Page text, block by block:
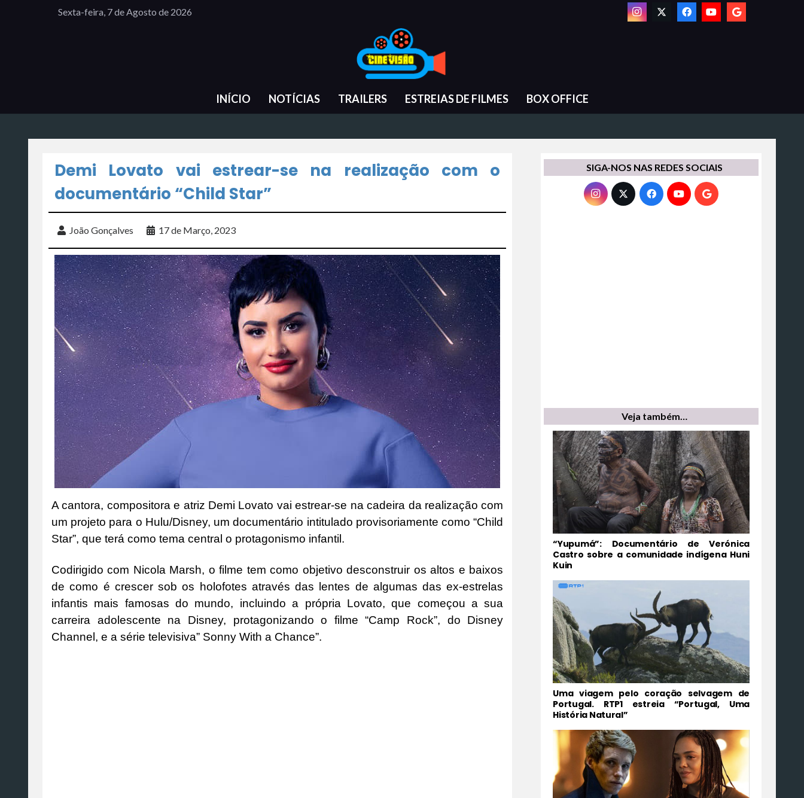
Sexta-feira, 7 de Agosto de 2026
INÍCIO NOTÍCIAS TRAILERS ESTREIAS DE FILMES BOX OFFICE
Demi Lovato vai estrear-se na realização com o
documentário “Child Star”
João Gonçalves 17 de Março, 2023
A cantora, compositora e atriz Demi Lovato vai estrear-se na cadeira da realização com
um projeto para o Hulu/Disney, um documentário intitulado provisoriamente como “Child
Star”, que terá como tema central o protagonismo infantil.
Codirigido com Nicola Marsh, o filme tem como objetivo desconstruir os altos e baixos
de como é crescer sob os holofotes através das lentes de algumas das ex-estrelas
infantis mais famosas do mundo, incluindo a própria Lovato, que começou a sua
carreira adolescente na Disney, protagonizando o filme “Camp Rock”, do Disney
Channel, e a série televisiva” Sonny With a Chance”.
SIGA-NOS NAS REDES SOCIAIS
Veja também…
“Yupumá”: Documentário de Verónica
Castro sobre a comunidade indígena Huni
Kuin
Uma viagem pelo coração selvagem de
Portugal. RTP1 estreia “Portugal, Uma
História Natural”